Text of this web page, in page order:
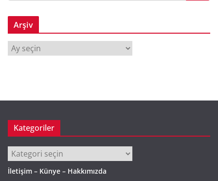
Arşiv
Kategoriler
Kategoriler
İletişim – Künye – Hakkımızda